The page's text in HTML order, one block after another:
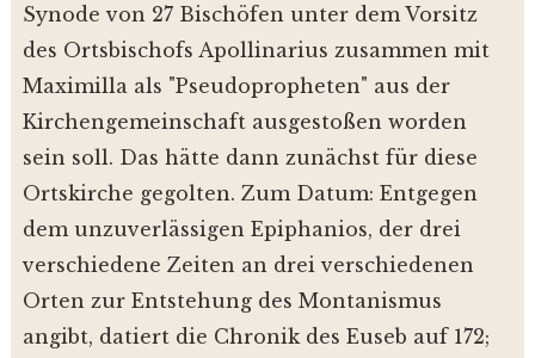
Synode von 27 Bischöfen unter dem Vorsitz
des Ortsbischofs Apollinarius zusammen mit
Maximilla als "Pseudopropheten" aus der
Kirchengemeinschaft ausgestoßen worden
sein soll. Das hätte dann zunächst für diese
Ortskirche gegolten. Zum Datum: Entgegen
dem unzuverlässigen Epiphanios, der drei
verschiedene Zeiten an drei verschiedenen
Orten zur Entstehung des Montanismus
angibt, datiert die Chronik des Euseb auf 172;